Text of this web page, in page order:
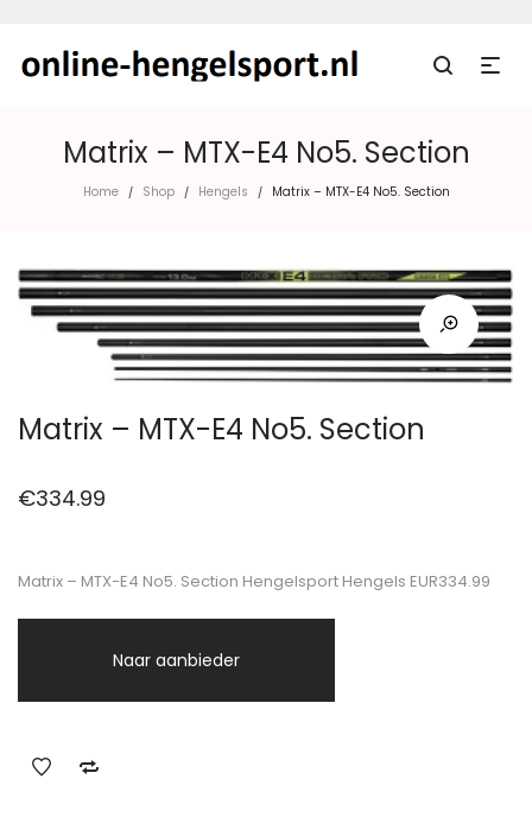
Matrix – MTX-E4 No5. Section
Home / Shop / Hengels / Matrix – MTX-E4 No5. Section
Matrix – MTX-E4 No5. Section
€334.99
Matrix – MTX-E4 No5. Section Hengelsport Hengels EUR334.99
Naar aanbieder